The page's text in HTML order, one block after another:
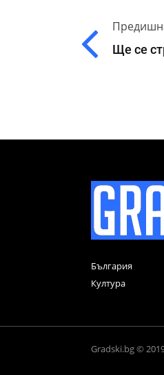
Ще се
България
Култура
Gradski.bg ©